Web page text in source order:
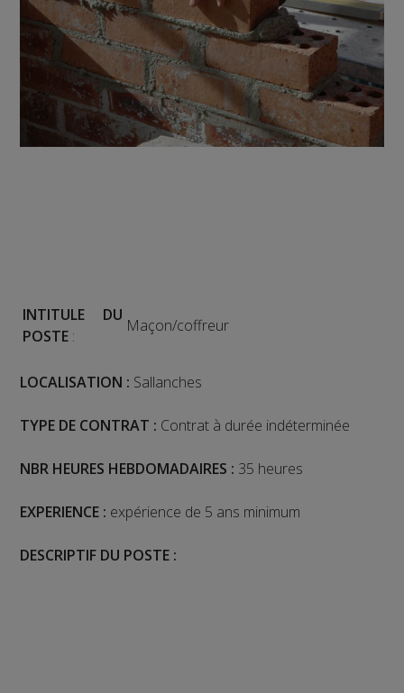
INTITULE DU
POSTE :
Maçon/coffreur
LOCALISATION : Sallanches
TYPE DE CONTRAT : Contrat à durée indéterminée
NBR HEURES HEBDOMADAIRES : 35 heures
EXPERIENCE : expérience de 5 ans minimum
DESCRIPTIF DU POSTE :